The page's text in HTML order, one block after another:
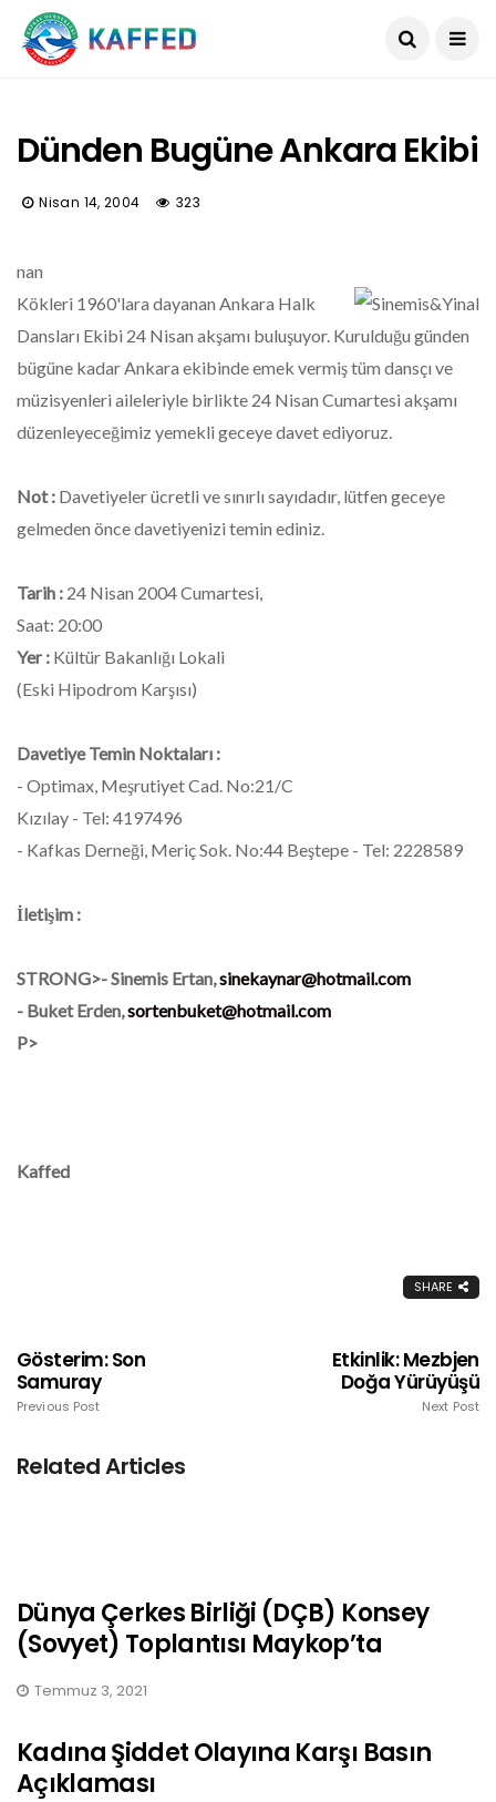
Dünden Bugüne Ankara Ekibi
Nisan 14, 2004 323
nan
Kökleri 1960'lara dayanan Ankara Halk
Dansları Ekibi 24 Nisan akşamı buluşuyor. Kurulduğu günden
bügüne kadar Ankara ekibinde emek vermiş tüm dansçı ve
müzisyenleri aileleriyle birlikte 24 Nisan Cumartesi akşamı
düzenleyeceğimiz yemekli geceye davet ediyoruz.
Not : Davetiyeler ücretli ve sınırlı sayıdadır, lütfen geceye
gelmeden önce davetiyenizi temin ediniz.
Tarih : 24 Nisan 2004 Cumartesi,
Saat: 20:00
Yer : Kültür Bakanlığı Lokali
(Eski Hipodrom Karşısı)
Davetiye Temin Noktaları :
- Optimax, Meşrutiyet Cad. No:21/C
Kızılay - Tel: 4197496
- Kafkas Derneği, Meriç Sok. No:44 Beştepe - Tel: 2228589
İletişim :
STRONG>- Sinemis Ertan,sinekaynar@hotmail.com
- Buket Erden,sortenbuket@hotmail.com
P>
Kaffed
SHARE
Gösterim: Son
Samuray
Previous Post
Etkinlik: Mezbjen
Doğa Yürüyüşü
Next Post
Related Articles
Dünya Çerkes Birliği (DÇB) Konsey
(Sovyet) Toplantısı Maykop’ta
Temmuz 3, 2021
Kadına Şiddet Olayına Karşı Basın
Açıklaması